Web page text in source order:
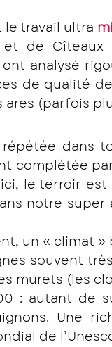
le travail ultra
de Cîteaux
analysé
de qualité
(parfois
dans
complétée
ici, le terroir
notre super
un « climat
souvent
murets (les
: autant de
Une
de